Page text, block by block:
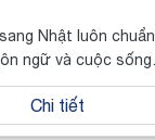
Nhật luôn
ngữ và cuộc
Chi tiết